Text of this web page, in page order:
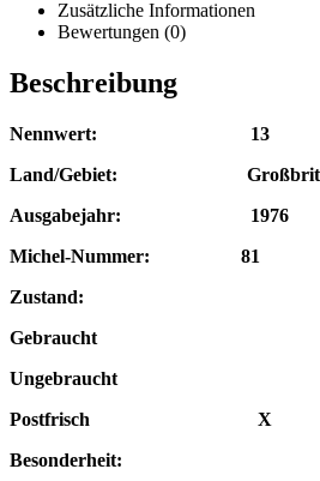
Zusätzliche Informationen
Bewertungen (0)
Beschreibung
Nennwert: 13
Land/Gebiet:
Ausgabejahr: 1976
Michel-Nummer: 81
Zustand:
Gebraucht
Ungebraucht
Postfrisch X
Besonderheit: